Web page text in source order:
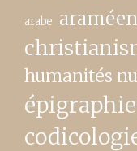
arabe araméen
humanités